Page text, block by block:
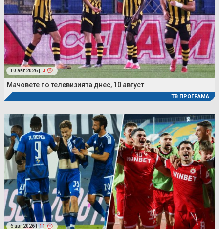
10 авг 2026 | 3
Мачовете по телевизията днес, 10 август
ТВ ПРОГРАМА
6 авг 2026 | 11